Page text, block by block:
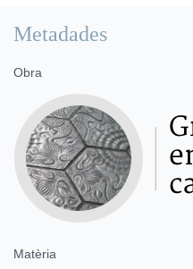
Metadades
Obra
Matèria